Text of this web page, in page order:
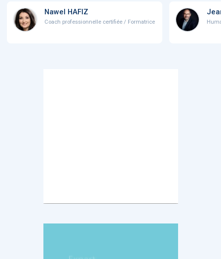
Nawel HAFIZ
Coach professionnelle certifiée / Formatrice